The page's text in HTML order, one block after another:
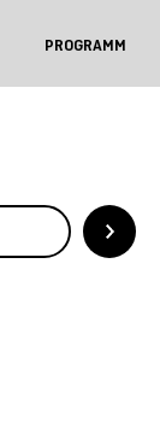
PROGRAMM